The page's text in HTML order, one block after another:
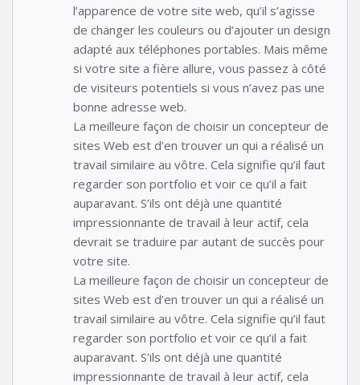
l’apparence de votre site web, qu’il s’agisse
de changer les couleurs ou d’ajouter un design
adapté aux téléphones portables. Mais même
si votre site a fière allure, vous passez à côté
de visiteurs potentiels si vous n’avez pas une
bonne adresse web.
La meilleure façon de choisir un concepteur de
sites Web est d’en trouver un qui a réalisé un
travail similaire au vôtre. Cela signifie qu’il faut
regarder son portfolio et voir ce qu’il a fait
auparavant. S’ils ont déjà une quantité
impressionnante de travail à leur actif, cela
devrait se traduire par autant de succès pour
votre site.
La meilleure façon de choisir un concepteur de
sites Web est d’en trouver un qui a réalisé un
travail similaire au vôtre. Cela signifie qu’il faut
regarder son portfolio et voir ce qu’il a fait
auparavant. S’ils ont déjà une quantité
impressionnante de travail à leur actif, cela